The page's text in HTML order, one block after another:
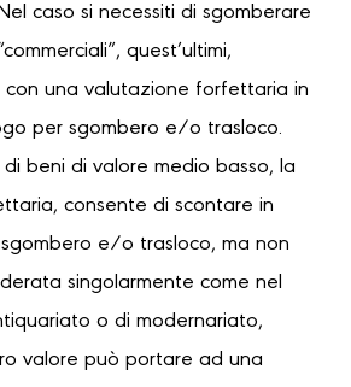
caso si necessiti di sgomberare
quest’ultimi,
una valutazione forfettaria in
per sgombero e/o trasloco.
beni di valore medio basso, la
consente di scontare in
e/o trasloco, ma non
singolarmente come nel
o di modernariato,
valore può portare ad una